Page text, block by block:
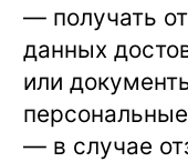
— получать
данных
или
— в случае